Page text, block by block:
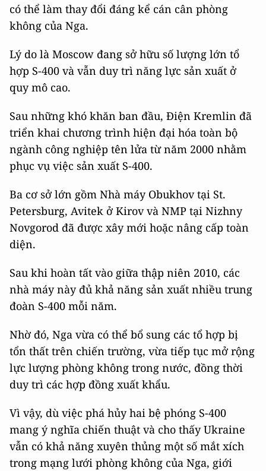
có thể làm thay đổi đáng kể cán cân phòng
không của Nga.
Lý do là Moscow đang sở hữu số lượng lớn tổ
hợp S-400 và vẫn duy trì năng lực sản xuất ở
quy mô cao.
Sau những khó khăn ban đầu, Điện Kremlin đã
triển khai chương trình hiện đại hóa toàn bộ
ngành công nghiệp tên lửa từ năm 2000 nhằm
phục vụ việc sản xuất S-400.
Ba cơ sở lớn gồm Nhà máy Obukhov tại St.
Petersburg, Avitek ở Kirov và NMP tại Nizhny
Novgorod đã được xây mới hoặc nâng cấp toàn
diện.
Sau khi hoàn tất vào giữa thập niên 2010, các
nhà máy này đủ khả năng sản xuất nhiều trung
đoàn S-400 mỗi năm.
Nhờ đó, Nga vừa có thể bổ sung các tổ hợp bị
tổn thất trên chiến trường, vừa tiếp tục mở rộng
lực lượng phòng không trong nước, đồng thời
duy trì các hợp đồng xuất khẩu.
Vì vậy, dù việc phá hủy hai bệ phóng S-400
mang ý nghĩa chiến thuật và cho thấy Ukraine
vẫn có khả năng xuyên thủng một số mắt xích
trong mạng lưới phòng không của Nga, giới